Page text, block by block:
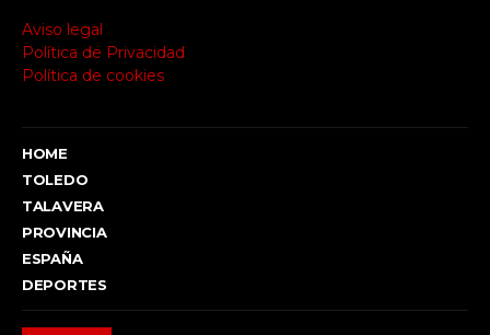
Aviso legal
Política de Privacidad
Política de cookies
HOME
TOLEDO
TALAVERA
PROVINCIA
ESPAÑA
DEPORTES